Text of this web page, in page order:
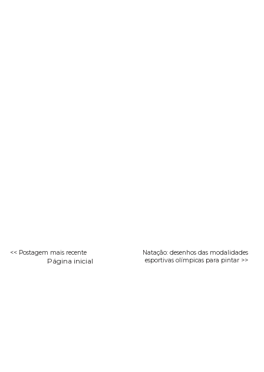
<< Postagem mais recente
Natação: desenhos das modalidades
esportivas olímpicas para pintar >>
Página inicial